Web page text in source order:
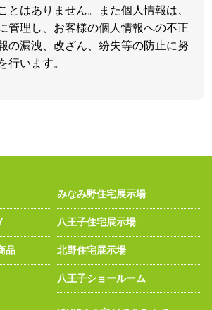
とはありません。また個人情報は、
管理し、お客様の個人情報への不正
の漏洩、改ざん、紛失等の防止に努
行います。
品
みなみ野住宅展示場
八王子住宅展示場
北野住宅展示場
八王子ショールーム